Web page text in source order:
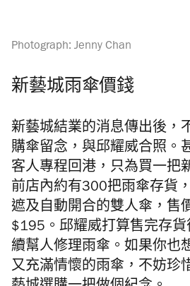
Photograph: Jenny Chan
新藝城雨傘價錢
新藝城結業的消息傳出後，
購傘留念，與邱耀威合照。
客人專程回港，只為買一把
前店內約有300把雨傘存貨
遮及自動開合的雙人傘，售
$195。邱耀威打算售完存
續幫人修理雨傘。如果你也
又充滿情懷的雨傘，不妨珍